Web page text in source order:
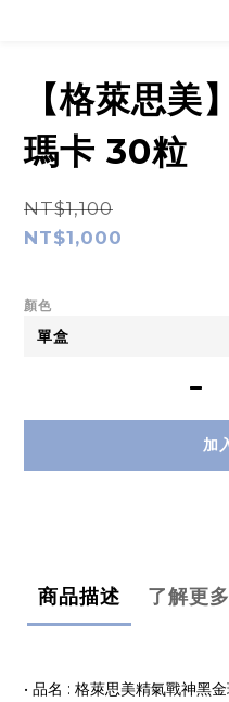
【格萊思美
瑪卡 30粒
NT$1,100
NT$1,000
顏色
加
商品描述 了解更多
• 品名 : 格萊思美精氣戰神黑